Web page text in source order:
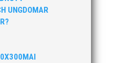
UNGDOMAR
MAI
i Stav